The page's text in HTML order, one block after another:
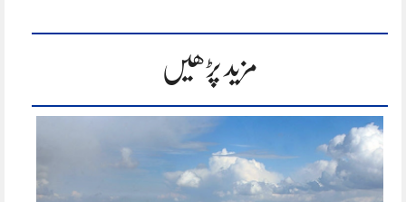
مزید پڑھیں